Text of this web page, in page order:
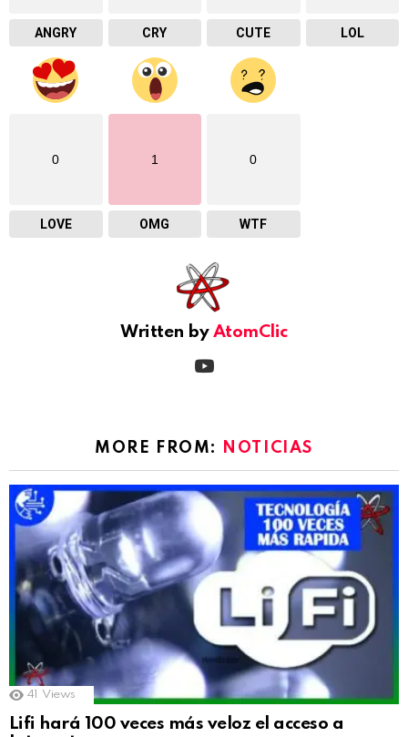
ANGRY CRY CUTE LOL
0
LOVE
1
OMG
0
WTF
Written by AtomClic
MORE FROM: NOTICIAS
41 Views
Lifi hará 100 veces más veloz el acceso a